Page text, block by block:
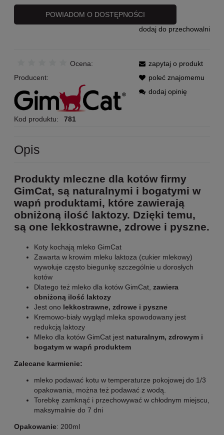
POWIADOM O DOSTĘPNOŚCI
dodaj do przechowalni
Ocena:
Producent:
Kod produktu: 781
zapytaj o produkt
poleć znajomemu
dodaj opinię
Opis
Produkty mleczne dla kotów firmy
GimCat, są naturalnymi i bogatymi w
wapń produktami, które zawierają
obniżoną ilość laktozy. Dzięki temu,
są one lekkostrawne, zdrowe i pyszne.
Koty kochają mleko GimCat
Zawarta w krowim mleku laktoza (cukier mlekowy)
wywołuje często biegunkę szczególnie u dorosłych
kotów
Dlatego też mleko dla kotów GimCat, zawiera
obniżoną ilość laktozy
Jest ono lekkostrawne, zdrowe i pyszne
Kremowo-biały wygląd mleka spowodowany jest
redukcją laktozy
Mleko dla kotów GimCat jest naturalnym, zdrowym i
bogatym w wapń produktem
Zalecane karmienie:
mleko podawać kotu w temperaturze pokojowej do 1/3
opakowania, można też podawać z wodą.
Torebkę zamknąć i przechowywać w chłodnym miejscu,
maksymalnie do 7 dni
Opakowanie: 200ml